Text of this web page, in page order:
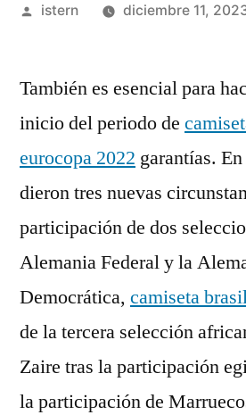
Publicado
istern diciembre 11,
También es esencial para
inicio del periodo de
eurocopa 2022 garantías.
dieron tres nuevas
participación de dos
Alemania Federal y la
Democrática, camiseta
de la tercera selección
Zaire tras la participación
la participación de